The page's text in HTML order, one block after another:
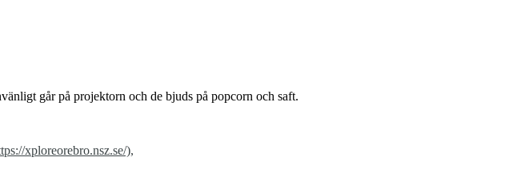
går på projektorn och de bjuds på popcorn och saft.
xploreorebro.nsz.se/),